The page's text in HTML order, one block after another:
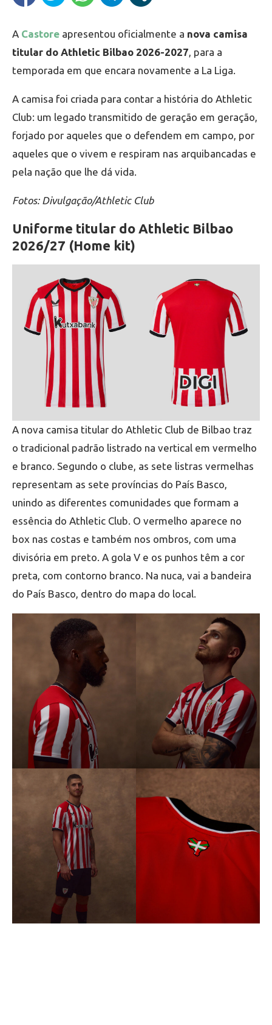
A Castore apresentou oficialmente a nova camisa
titular do Athletic Bilbao 2026-2027, para a
temporada em que encara novamente a La Liga.
A camisa foi criada para contar a história do Athletic
Club: um legado transmitido de geração em geração,
forjado por aqueles que o defendem em campo, por
aqueles que o vivem e respiram nas arquibancadas e
pela nação que lhe dá vida.
Fotos: Divulgação/Athletic Club
Uniforme titular do Athletic Bilbao
2026/27 (Home kit)
A nova camisa titular do Athletic Club de Bilbao traz
o tradicional padrão listrado na vertical em vermelho
e branco. Segundo o clube, as sete listras vermelhas
representam as sete províncias do País Basco,
unindo as diferentes comunidades que formam a
essência do Athletic Club. O vermelho aparece no
box nas costas e também nos ombros, com uma
divisória em preto. A gola V e os punhos têm a cor
preta, com contorno branco. Na nuca, vai a bandeira
do País Basco, dentro do mapa do local.